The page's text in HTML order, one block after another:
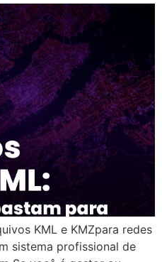
KML e KMZpara redes
sistema profissional de